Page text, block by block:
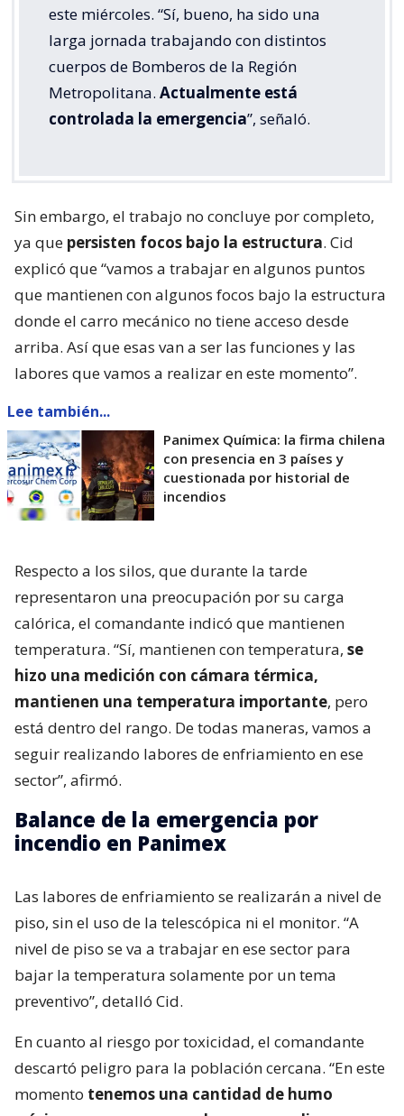
este miércoles. “Sí, bueno, ha sido una
larga jornada trabajando con distintos
cuerpos de Bomberos de la Región
Metropolitana. Actualmente está
controlada la emergencia”, señaló.
Sin embargo, el trabajo no concluye por completo,
ya que persisten focos bajo la estructura. Cid
explicó que “vamos a trabajar en algunos puntos
que mantienen con algunos focos bajo la estructura
donde el carro mecánico no tiene acceso desde
arriba. Así que esas van a ser las funciones y las
labores que vamos a realizar en este momento”.
Lee también...
Panimex Química: la firma chilena
con presencia en 3 países y
cuestionada por historial de
incendios
Respecto a los silos, que durante la tarde
representaron una preocupación por su carga
calórica, el comandante indicó que mantienen
temperatura. “Sí, mantienen con temperatura, se
hizo una medición con cámara térmica,
mantienen una temperatura importante, pero
está dentro del rango. De todas maneras, vamos a
seguir realizando labores de enfriamiento en ese
sector”, afirmó.
Balance de la emergencia por
incendio en Panimex
Las labores de enfriamiento se realizarán a nivel de
piso, sin el uso de la telescópica ni el monitor. “A
nivel de piso se va a trabajar en ese sector para
bajar la temperatura solamente por un tema
preventivo”, detalló Cid.
En cuanto al riesgo por toxicidad, el comandante
descartó peligro para la población cercana. “En este
momento tenemos una cantidad de humo